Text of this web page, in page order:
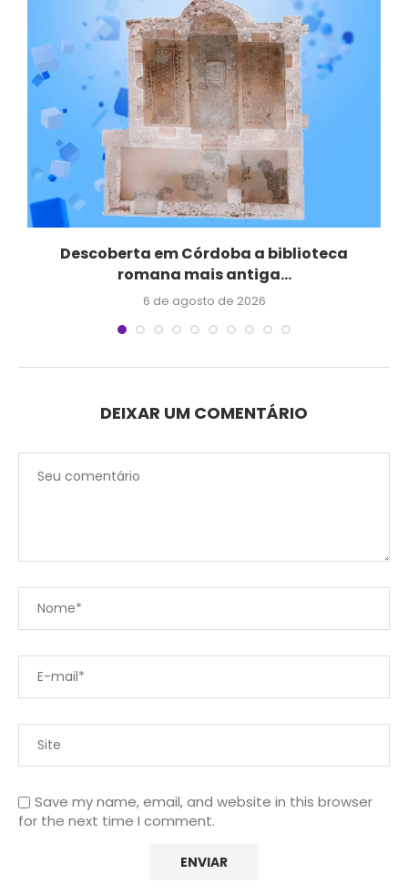
Descoberta em Córdoba a biblioteca
romana mais antiga...
6 de agosto de 2026
DEIXAR UM COMENTÁRIO
Save my name, email, and website in this browser
for the next time I comment.